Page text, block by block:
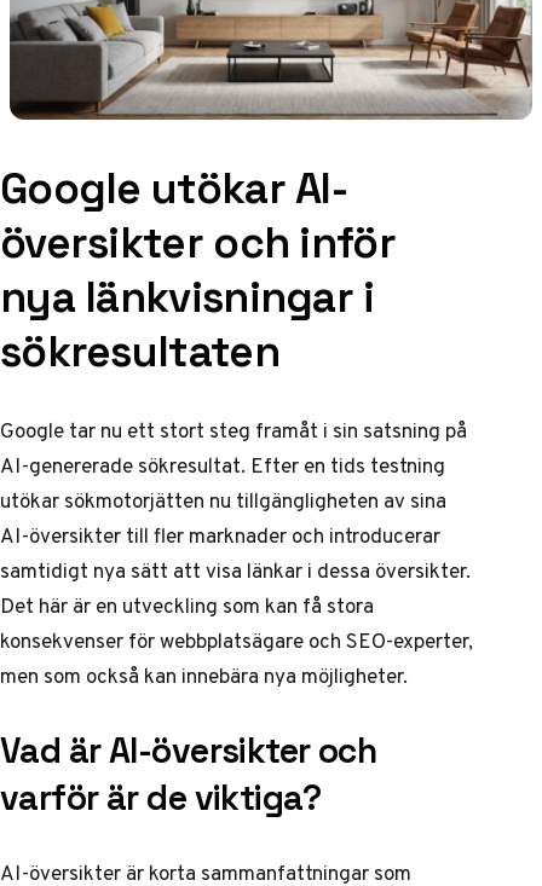
Google utökar AI-
översikter och inför
nya länkvisningar i
sökresultaten
Google tar nu ett stort steg framåt i sin satsning på
AI-genererade sökresultat. Efter en tids testning
utökar sökmotorjätten nu tillgängligheten av sina
AI-översikter till fler marknader och introducerar
samtidigt nya sätt att visa länkar i dessa översikter.
Det här är en utveckling som kan få stora
konsekvenser för webbplatsägare och SEO-experter,
men som också kan innebära nya möjligheter.
Vad är AI-översikter och
varför är de viktiga?
AI-översikter är korta sammanfattningar som